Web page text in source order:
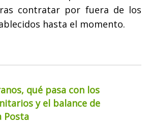
contratar por fuera de los
hasta el momento.
qué pasa con los
y el balance de
Posta